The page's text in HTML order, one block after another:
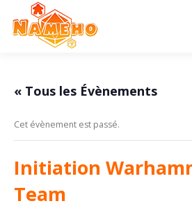
contenu
STATUTS & AG
« Tous les Évènements
Cet évènement est passé.
Initiation
Team